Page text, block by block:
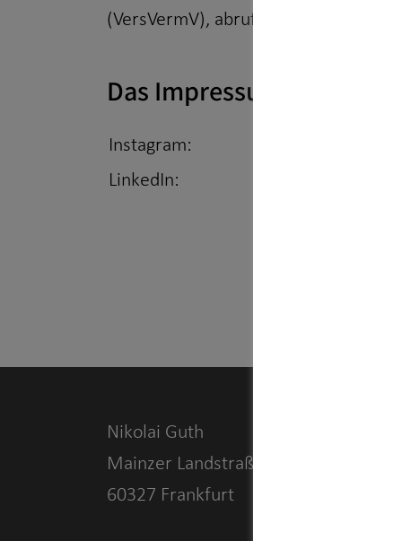
(VersVermV), abrufbar unter
Das Impressum gilt auch
Instagram:
LinkedIn:
Nikolai Guth
Mainzer Landstraße 181
60327 Frankfurt